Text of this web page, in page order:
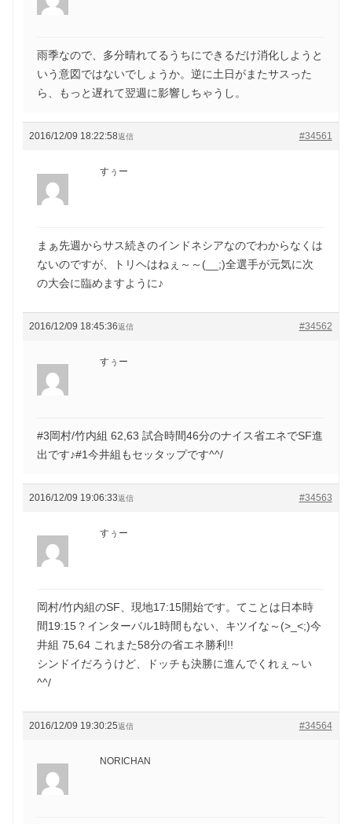
雨季なので、多分晴れてるうちにできるだけ消化しようと
いう意図ではないでしょうか。逆に土日がまたサスった
ら、もっと遅れて翌週に影響しちゃうし。
2016/12/09 18:22:58 #34561
返信
すぅー
まぁ先週からサス続きのインドネシアなのでわからなくは
ないのですが、トリヘはねぇ～～(__;)全選手が元気に次
の大会に臨めますように♪
2016/12/09 18:45:36 #34562
返信
すぅー
#3岡村/竹内組 62,63 試合時間46分のナイス省エネでSF進
出です♪#1今井組もセッタップです^^/
2016/12/09 19:06:33 #34563
返信
すぅー
岡村/竹内組のSF、現地17:15開始です。てことは日本時
間19:15？インターバル1時間もない、キツイな～(>_<;)今
井組 75,64 これまた58分の省エネ勝利!!
シンドイだろうけど、ドッチも決勝に進んでくれぇ～い
^^/
2016/12/09 19:30:25 #34564
返信
NORICHAN